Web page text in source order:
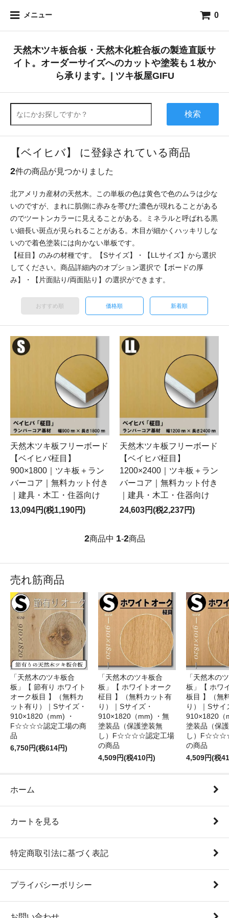
メニュー 0
天然木ツキ板合板・天然木化粧合板の製造直販サ
イト。オーダーサイズへのカットや塗装も１枚か
ら承ります。| ツキ板屋GIFU
検索
【ベイヒバ】 に登録されている商品
2件の商品が見つかりました
北アメリカ産材の天然木。この単板の色は黄色で色のムラは少な
いのですが、まれに肌側に赤みを帯びた濃色が現れることがある
のでツートンカラーに見えることがある。ミネラルと呼ばれる黒
い細長い斑点が見られることがある。木目が細かくハッキリしな
いので着色塗装には向かない単板です。
【柾目】のみの材種です。【Sサイズ】・【LLサイズ】から選択
してください。商品詳細内のオプション選択で【ボードの厚
み】・【片面貼り/両面貼り】の選択ができます。
おすすめ順 価格順 新着順
天然木ツキ板フリーボード
【ベイヒバ柾目】
900×1800｜ツキ板＋ラン
バーコア｜無料カット付き
｜建具・木工・住器向け
13,094円(税1,190円)
天然木ツキ板フリーボード
【ベイヒバ柾目】
1200×2400｜ツキ板＋ラン
バーコア｜無料カット付き
｜建具・木工・住器向け
24,603円(税2,237円)
2商品中 1-2商品
売れ筋商品
「天然木のツキ板合
板」【 節有り ホワイト
オーク板目 】（無料カ
ット有り）｜Sサイズ・
910×1820（mm) ・
F☆☆☆☆認定工場の商
品
6,750円(税614円)
「天然木のツキ板合
板」【 ホワイトオーク
柾目 】（無料カット有
り）｜Sサイズ・
910×1820（mm) ・無
塗装品（保護塗装無
し）F☆☆☆☆認定工場
の商品
4,509円(税410円)
「天然木の
板」【 ホワ
板目 】（無
り）｜Sサイ
910×1820（
塗装品（保
し）
の商品
4,509円(税
ホーム
カートを見る
特定商取引法に基づく表記
プライバシーポリシー